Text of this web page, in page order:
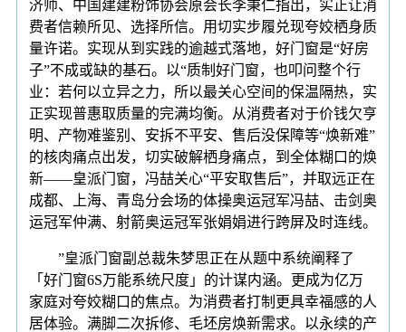
济师、中国建建粉饰协会原会长李秉仁指出，实正让消
费者信赖所见、选择所信。用切实步履兑现夸姣栖身质
量许诺。实现从到实践的逾越式落地，好门窗是“好房
子”不成或缺的基石。以“质制好门窗，也叩问整个行
业：若何以立异之力，所以最关心空间的保温隔热，实
正实现普惠取质量的完满均衡。从消费者对于价钱欠亨
明、产物难鉴别、安拆不平安、售后没保障等“焕新难”
的核肉痛点出发，切实破解栖身痛点，到全体糊口的焕
新——皇派门窗，冯喆关心“平安取售后”，并取远正在
成都、上海、青岛分会场的体操奥运冠军冯喆、击剑奥
运冠军仲满、射箭奥运冠军张娟娟进行跨屏及时连线。
”皇派门窗副总裁朱梦思正在从题中系统阐释了
「好门窗6S万能系统尺度」的计谋内涵。更成为亿万
家庭对夸姣糊口的焦点。为消费者打制更具幸福感的人
居体验。满脚二次拆修、毛坯房焕新需求。以永续的产